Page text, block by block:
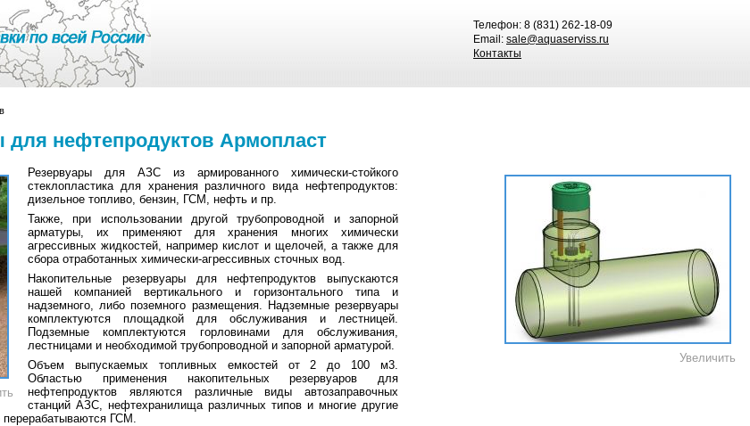
Телефон: 8 (831) 262-18-09
Email: sale@aquaserviss.ru
Контакты
нефтепродуктов Армопласт
Увеличить
Резервуары для АЗС из армированного химически-стойкого
стеклопластика для хранения различного вида нефтепродуктов:
дизельное топливо, бензин, ГСМ, нефть и пр.
Также, при использовании другой трубопроводной и запорной
арматуры, их применяют для хранения многих химически
агрессивных жидкостей, например кислот и щелочей, а также для
сбора отработанных химически-агрессивных сточных вод.
Накопительные резервуары для нефтепродуктов выпускаются
нашей компанией вертикального и горизонтального типа и
надземного, либо поземного размещения. Надземные резервуары
комплектуются площадкой для обслуживания и лестницей.
Подземные комплектуются горловинами для обслуживания,
лестницами и необходимой трубопроводной и запорной арматурой.
Объем выпускаемых топливных емкостей от 2 до 100 м3.
Областью применения накопительных резервуаров для
нефтепродуктов являются различные виды автозаправочных
станций АЗС, нефтехранилища различных типов и многие другие
ГСМ.